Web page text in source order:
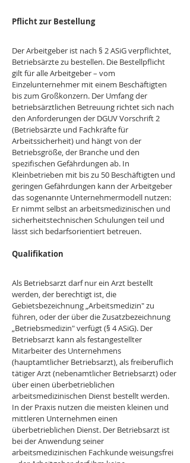
Pflicht zur Bestellung
Der Arbeitgeber ist nach § 2 ASiG verpflichtet,
Betriebsärzte zu bestellen. Die Bestellpflicht
gilt für alle Arbeitgeber – vom
Einzelunternehmer mit einem Beschäftigten
bis zum Großkonzern. Der Umfang der
betriebsärztlichen Betreuung richtet sich nach
den Anforderungen der DGUV Vorschrift 2
(Betriebsärzte und Fachkräfte für
Arbeitssicherheit) und hängt von der
Betriebsgröße, der Branche und den
spezifischen Gefährdungen ab. In
Kleinbetrieben mit bis zu 50 Beschäftigten und
geringen Gefährdungen kann der Arbeitgeber
das sogenannte Unternehmermodell nutzen:
Er nimmt selbst an arbeitsmedizinischen und
sicherheitstechnischen Schulungen teil und
lässt sich bedarfsorientiert betreuen.
Qualifikation
Als Betriebsarzt darf nur ein Arzt bestellt
werden, der berechtigt ist, die
Gebietsbezeichnung „Arbeitsmedizin" zu
führen, oder der über die Zusatzbezeichnung
„Betriebsmedizin" verfügt (§ 4 ASiG). Der
Betriebsarzt kann als festangestellter
Mitarbeiter des Unternehmens
(hauptamtlicher Betriebsarzt), als freiberuflich
tätiger Arzt (nebenamtlicher Betriebsarzt) oder
über einen überbetrieblichen
arbeitsmedizinischen Dienst bestellt werden.
In der Praxis nutzen die meisten kleinen und
mittleren Unternehmen einen
überbetrieblichen Dienst. Der Betriebsarzt ist
bei der Anwendung seiner
arbeitsmedizinischen Fachkunde weisungsfrei